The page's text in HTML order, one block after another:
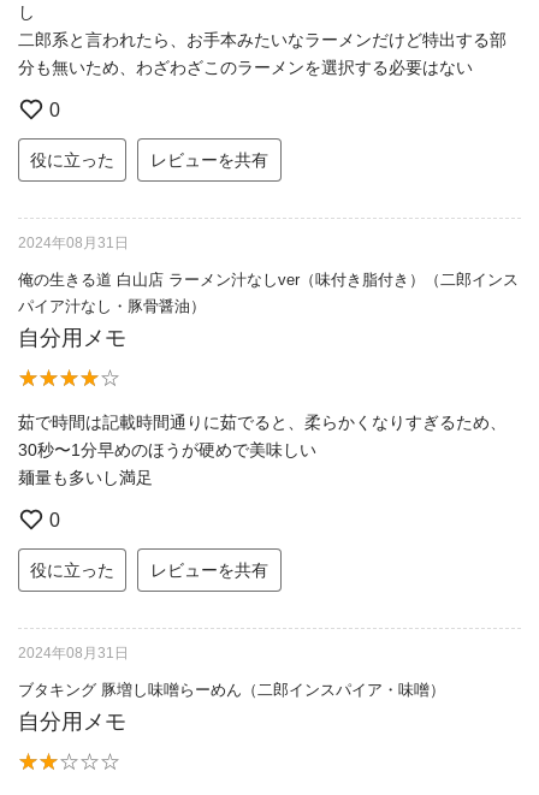
し
二郎系と言われたら、お手本みたいなラーメンだけど特出する部
分も無いため、わざわざこのラーメンを選択する必要はない
0
役に立った レビューを共有
2024年08月31日
俺の生きる道 白山店 ラーメン汁なしver（味付き脂付き）（二郎インス
パイア汁なし・豚骨醤油）
自分用メモ
茹で時間は記載時間通りに茹でると、柔らかくなりすぎるため、
30秒〜1分早めのほうが硬めで美味しい
麺量も多いし満足
0
役に立った レビューを共有
2024年08月31日
ブタキング 豚増し味噌らーめん（二郎インスパイア・味噌）
自分用メモ